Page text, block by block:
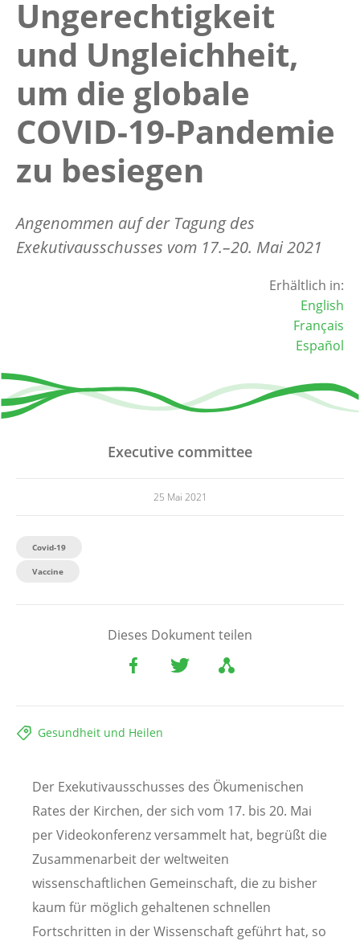
Ungerechtigkeit
und Ungleichheit,
um die globale
COVID-19-Pandemie
zu besiegen
Angenommen auf der Tagung des
Exekutivausschusses vom 17.–20. Mai 2021
Erhältlich in:
English
Français
Español
Executive committee
25 Mai 2021
Covid-19
Vaccine
Dieses Dokument teilen
Gesundheit und Heilen
Der Exekutivausschusses des Ökumenischen
Rates der Kirchen, der sich vom 17. bis 20. Mai
per Videokonferenz versammelt hat, begrüßt die
Zusammenarbeit der weltweiten
wissenschaftlichen Gemeinschaft, die zu bisher
kaum für möglich gehaltenen schnellen
Fortschritten in der Wissenschaft geführt hat, so